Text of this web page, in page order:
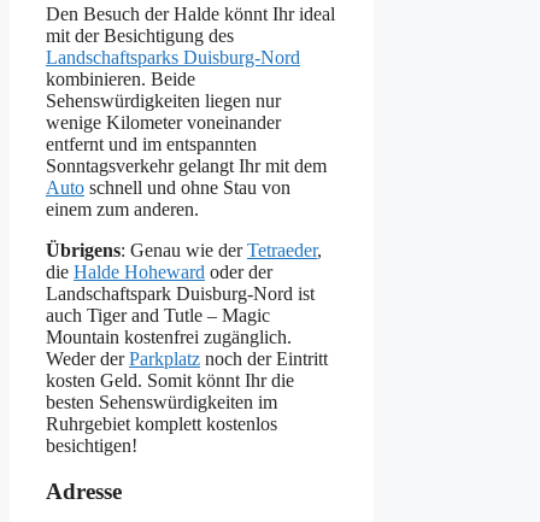
Den Besuch der Halde könnt Ihr ideal
mit der Besichtigung des
Landschaftsparks Duisburg-Nord
kombinieren. Beide
Sehenswürdigkeiten liegen nur
wenige Kilometer voneinander
entfernt und im entspannten
Sonntagsverkehr gelangt Ihr mit dem
Auto schnell und ohne Stau von
einem zum anderen.
Übrigens: Genau wie derTetraeder,
die Halde Hoheward oder der
Landschaftspark Duisburg-Nord ist
auch Tiger and Tutle – Magic
Mountain kostenfrei zugänglich.
Weder derParkplatz noch der Eintritt
kosten Geld. Somit könnt Ihr die
besten Sehenswürdigkeiten im
Ruhrgebiet komplett kostenlos
besichtigen!
Adresse